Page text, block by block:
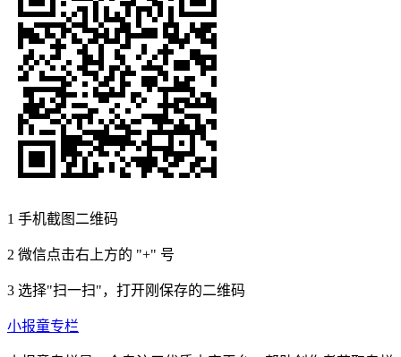
1 手机截图二维码
2 微信点击右上方的 "+" 号
3 选择"扫一扫"，打开刚保存的二维码
小报童专栏